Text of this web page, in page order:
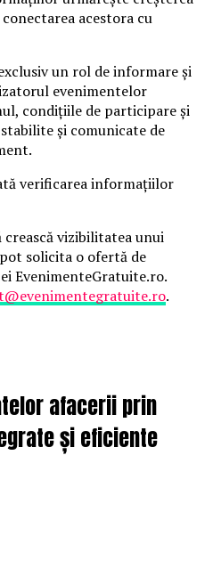
acestora cu
un rol de informare și
evenimentelor
condițiile de participare și
și comunicate de
verificarea informațiilor
crească vizibilitatea unui
solicita o ofertă de
EvenimenteGratuite.ro.
.
afacerii prin
și eficiente